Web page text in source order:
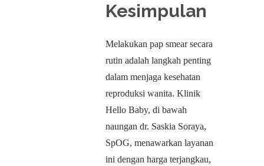
Kesimpulan
Melakukan pap smear secara
rutin adalah langkah penting
dalam menjaga kesehatan
reproduksi wanita. Klinik
Hello Baby, di bawah
naungan dr. Saskia Soraya,
SpOG, menawarkan layanan
ini dengan harga terjangkau,